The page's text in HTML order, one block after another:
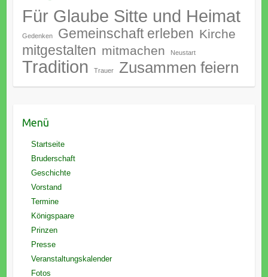
Für Glaube Sitte und Heimat
Gedenken Gemeinschaft erleben Kirche
mitgestalten mitmachen Neustart
Tradition Trauer Zusammen feiern
Menü
Startseite
Bruderschaft
Geschichte
Vorstand
Termine
Königspaare
Prinzen
Presse
Veranstaltungskalender
Fotos